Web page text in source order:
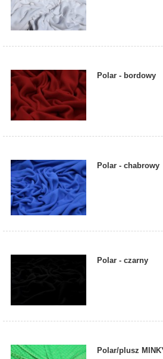
Polar - bordowy
Polar - chabrowy
Polar - czarny
Polar/plusz